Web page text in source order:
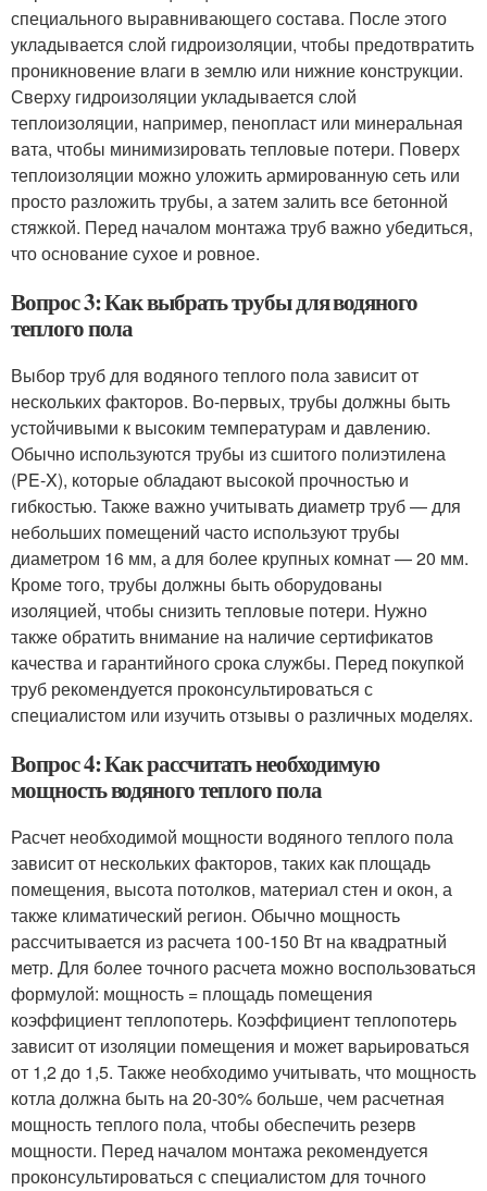
специального выравнивающего состава. После этого
укладывается слой гидроизоляции, чтобы предотвратить
проникновение влаги в землю или нижние конструкции.
Сверху гидроизоляции укладывается слой
теплоизоляции, например, пенопласт или минеральная
вата, чтобы минимизировать тепловые потери. Поверх
теплоизоляции можно уложить армированную сеть или
просто разложить трубы, а затем залить все бетонной
стяжкой. Перед началом монтажа труб важно убедиться,
что основание сухое и ровное.
Вопрос 3: Как выбрать трубы для водяного
теплого пола
Выбор труб для водяного теплого пола зависит от
нескольких факторов. Во-первых, трубы должны быть
устойчивыми к высоким температурам и давлению.
Обычно используются трубы из сшитого полиэтилена
(PE-X), которые обладают высокой прочностью и
гибкостью. Также важно учитывать диаметр труб — для
небольших помещений часто используют трубы
диаметром 16 мм, а для более крупных комнат — 20 мм.
Кроме того, трубы должны быть оборудованы
изоляцией, чтобы снизить тепловые потери. Нужно
также обратить внимание на наличие сертификатов
качества и гарантийного срока службы. Перед покупкой
труб рекомендуется проконсультироваться с
специалистом или изучить отзывы о различных моделях.
Вопрос 4: Как рассчитать необходимую
мощность водяного теплого пола
Расчет необходимой мощности водяного теплого пола
зависит от нескольких факторов, таких как площадь
помещения, высота потолков, материал стен и окон, а
также климатический регион. Обычно мощность
рассчитывается из расчета 100-150 Вт на квадратный
метр. Для более точного расчета можно воспользоваться
формулой: мощность = площадь помещения
коэффициент теплопотерь. Коэффициент теплопотерь
зависит от изоляции помещения и может варьироваться
от 1,2 до 1,5. Также необходимо учитывать, что мощность
котла должна быть на 20-30% больше, чем расчетная
мощность теплого пола, чтобы обеспечить резерв
мощности. Перед началом монтажа рекомендуется
проконсультироваться с специалистом для точного